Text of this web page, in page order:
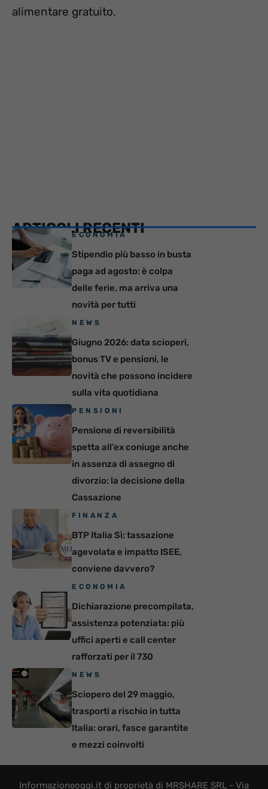
alimentare gratuito.
ARTICOLI RECENTI
ECONOMIA
Stipendio più basso in busta
paga ad agosto: è colpa
delle ferie, ma arriva una
novità per tutti
NEWS
Giugno 2026: data scioperi,
bonus TV e pensioni, le
novità che possono incidere
sulla vita quotidiana
PENSIONI
Pensione di reversibilità
spetta all’ex coniuge anche
in assenza di assegno di
divorzio: la decisione della
Cassazione
FINANZA
BTP Italia Sì: tassazione
agevolata e impatto ISEE,
conviene davvero?
ECONOMIA
Dichiarazione precompilata,
assistenza potenziata: più
uffici aperti e call center
rafforzati per il 730
NEWS
Sciopero del 29 maggio,
trasporti a rischio in tutta
Italia: orari, fasce garantite
e mezzi coinvolti
Informazioneoggi.it di proprietà di MRSHARE SRL - Via